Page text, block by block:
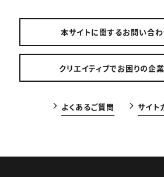
本サイトに関するお問い合わ
クリエイティブでお困りの企
よくあるご質問 サイト